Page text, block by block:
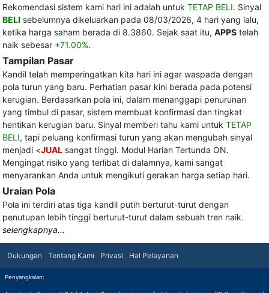
Rekomendasi sistem kami hari ini adalah untuk TETAP BELI. Sinyal
BELI sebelumnya dikeluarkan pada 08/03/2026, 4 hari yang lalu,
ketika harga saham berada di 8.3860. Sejak saat itu, APPS telah
naik sebesar +71.00%.
Tampilan Pasar
Kandil telah memperingatkan kita hari ini agar waspada dengan
pola turun yang baru. Perhatian pasar kini berada pada potensi
kerugian. Berdasarkan pola ini, dalam menanggapi penurunan
yang timbul di pasar, sistem membuat konfirmasi dan tingkat
hentikan kerugian baru. Sinyal memberi tahu kami untuk TETAP
BELI, tapi peluang konfirmasi turun yang akan mengubah sinyal
menjadi <JUAL sangat tinggi. Modul Harian Tertunda ON.
Mengingat risiko yang terlibat di dalamnya, kami sangat
menyarankan Anda untuk mengikuti gerakan harga setiap hari.
Uraian Pola
Pola ini terdiri atas tiga kandil putih berturut-turut dengan
penutupan lebih tinggi berturut-turut dalam sebuah tren naik.
selengkapnya...
Dukungan Tentang Kami Privasi Hal Pelayanan
Penyangkalan: